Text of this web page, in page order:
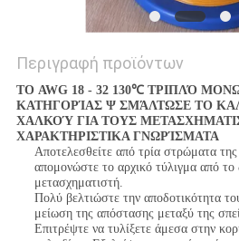
Περιγραφή προϊόντων
ΤΟ AWG 18 - 32 130℃ ΤΡΙΠΛΌ
ΚΑΤΗΓΟΡΊΑΣ Ψ ΣΜΆΛΤΩΣΕ ΤΟ
ΧΑΛΚΟΎ ΓΙΑ ΤΟΥΣ
ΧΑΡΑΚΤΗΡΙΣΤΙΚΑ ΓΝΩΡΊΣΜΑΤΑ
Αποτελεσθείτε από τρία στρώματα
απομονώστε το αρχικό τύλιγμα από το
μετασχηματιστή.
Πολύ βελτιώστε την αποδοτικότητα
μείωση της απόστασης μεταξύ της
Επιτρέψτε να τυλίξετε άμεσα στην